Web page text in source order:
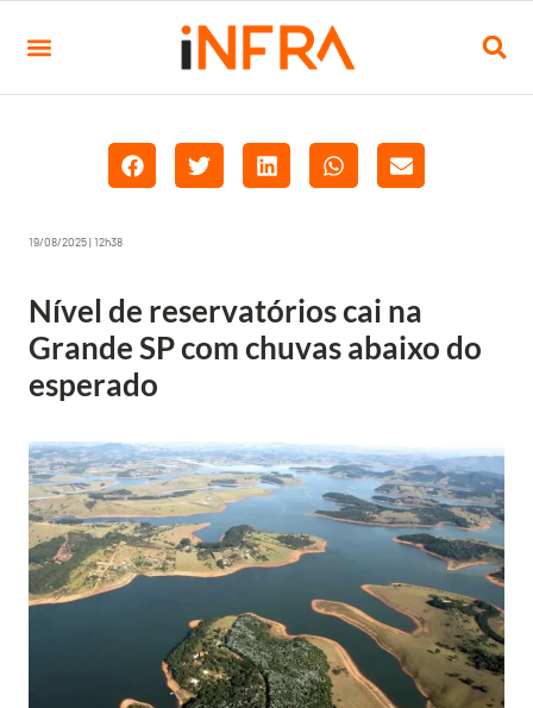
19/08/2025 | 12h38
Nível de reservatórios cai na
Grande SP com chuvas abaixo do
esperado